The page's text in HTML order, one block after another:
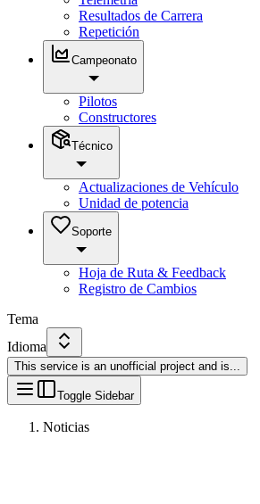
Resultados de Carrera
Repetición
Campeonato
Pilotos
Constructores
Técnico
Actualizaciones de Vehículo
Unidad de potencia
Soporte
Hoja de Ruta & Feedback
Registro de Cambios
Tema
Idioma
This service is an unofficial project and is...
Toggle Sidebar
Noticias